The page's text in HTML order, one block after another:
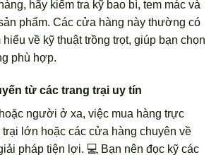
hãy kiểm tra kỹ bao bì, tem mác và
phẩm. Các cửa hàng này thường có
về kỹ thuật trồng trọt, giúp bạn chọn
phù hợp.
từ các trang trại uy tín
người ở xa, việc mua hàng trực
lớn hoặc các cửa hàng chuyên về
pháp tiện lợi. 💻 Bạn nên đọc kỹ các